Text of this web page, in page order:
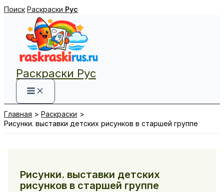
Перейти
содержимому
Поиск Раскраски Рус
Раскраски Рус
Главная
Раскраски
Рисунки. выставки детских рисунков в старшей группе
Рисунки. выставки детских
рисунков в старшей группе